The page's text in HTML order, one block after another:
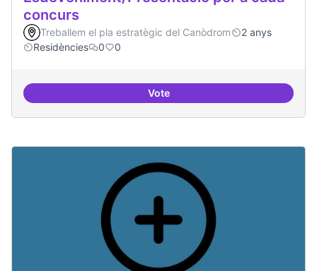
concurs
Treballem el pla estratègic del Canòdrom
2 anys
Residències
0 0
VoteEsdeveniment/Presentació per